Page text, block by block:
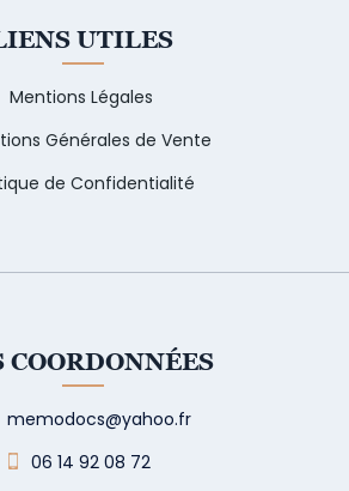
UTILES
Mentions Légales
Générales de Vente
de Confidentialité
COORDONNÉES
memodocs@yahoo.fr
06 14 92 08 72